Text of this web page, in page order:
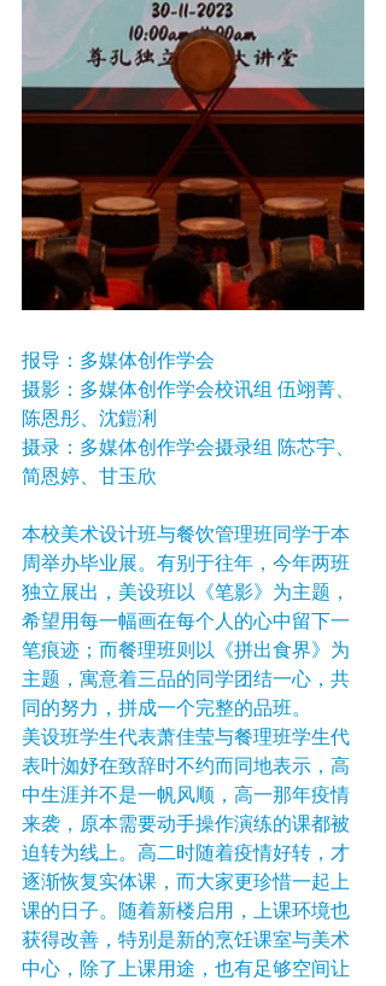
报导：多媒体创作学会
摄影：多媒体创作学会校讯组 伍翊菁、
陈恩彤、沈鎧浰
摄录：多媒体创作学会摄录组 陈芯宇、
简恩婷、甘玉欣
本校美术设计班与餐饮管理班同学于本
周举办毕业展。有别于往年，今年两班
独立展出，美设班以《笔影》为主题，
希望用每一幅画在每个人的心中留下一
笔痕迹；而餐理班则以《拼出食界》为
主题，寓意着三品的同学团结一心，共
同的努力，拼成一个完整的品班。
美设班学生代表萧佳莹与餐理班学生代
表叶洳妤在致辞时不约而同地表示，高
中生涯并不是一帆风顺，高一那年疫情
来袭，原本需要动手操作演练的课都被
迫转为线上。高二时随着疫情好转，才
逐渐恢复实体课，而大家更珍惜一起上
课的日子。随着新楼启用，上课环境也
获得改善，特别是新的烹饪课室与美术
中心，除了上课用途，也有足够空间让